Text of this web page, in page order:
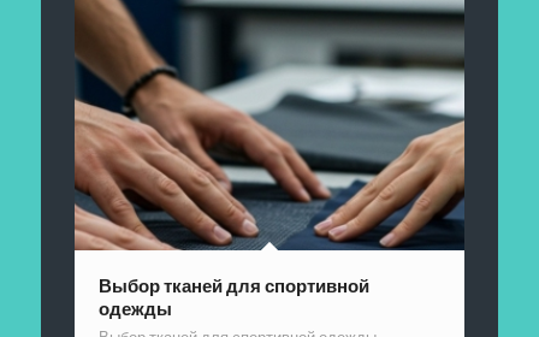
Выбор тканей для спортивной
одежды